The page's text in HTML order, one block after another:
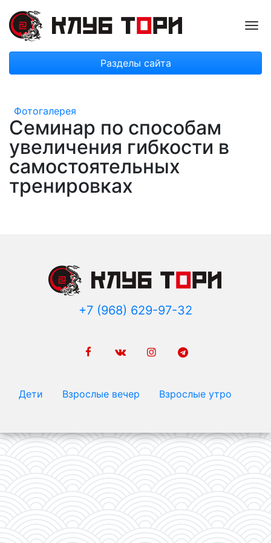
Разделы сайта
Фотогалерея
Семинар по способам
увеличения гибкости в
самостоятельных
тренировках
+7 (968) 629-97-32
Дети Взрослые вечер Взрослые утро